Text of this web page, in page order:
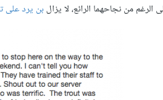
من نجاحهما الرائع، لا يزالبن يرد على